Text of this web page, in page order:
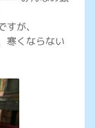
が、
寒くならない